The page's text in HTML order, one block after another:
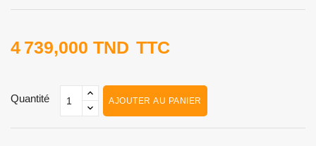
4 739,000 TND TTC
Quantité AJOUTER AU PANIER